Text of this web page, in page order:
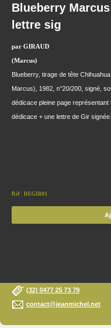
Blueberry
lettre sig
par GIRAUD
(Marcus)
Blueberry, tirage de tête
Marcus), 1982, n°20/200, signé,
dédicace pleine page
dédicace + une lettre de Gir
Réf : DEGIR01
(32) 0477 25 73 79
contact@jeanmichel.net